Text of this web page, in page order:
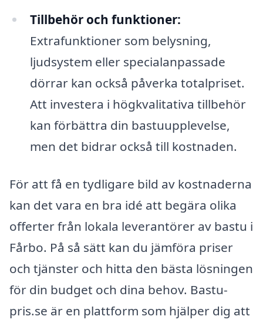
Tillbehör och funktioner:
Extrafunktioner som belysning,
ljudsystem eller specialanpassade
dörrar kan också påverka totalpriset.
Att investera i högkvalitativa tillbehör
kan förbättra din bastuupplevelse,
men det bidrar också till kostnaden.
För att få en tydligare bild av kostnaderna
kan det vara en bra idé att begära olika
offerter från lokala leverantörer av bastu i
Fårbo. På så sätt kan du jämföra priser
och tjänster och hitta den bästa lösningen
för din budget och dina behov. Bastu-
pris.se är en plattform som hjälper dig att